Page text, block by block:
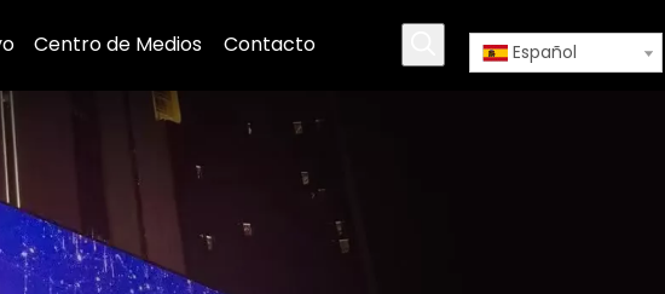
Centro de Medios Contacto Español